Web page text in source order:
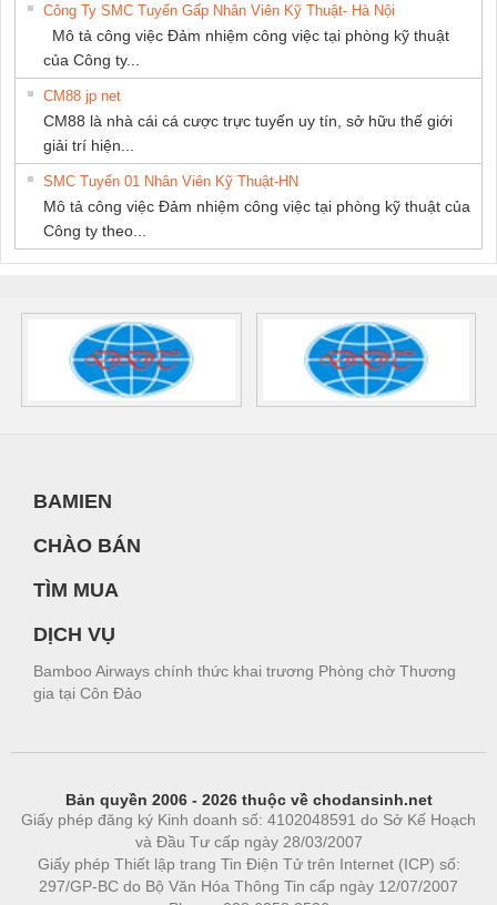
Công Ty SMC Tuyển Gấp Nhân Viên Kỹ Thuật- Hà Nội
Mô tả công việc Đảm nhiệm công việc tại phòng kỹ thuật
của Công ty...
CM88 jp net
CM88 là nhà cái cá cược trực tuyến uy tín, sở hữu thế giới
giải trí hiện...
SMC Tuyển 01 Nhân Viên Kỹ Thuật-HN
Mô tả công việc Đảm nhiệm công việc tại phòng kỹ thuật của
Công ty theo...
BAMIEN
CHÀO BÁN
TÌM MUA
DỊCH VỤ
Bamboo Airways chính thức khai trương Phòng chờ Thương
gia tại Côn Đảo
Bản quyền 2006 - 2026 thuộc về chodansinh.net
Giấy phép đăng ký Kinh doanh số: 4102048591 do Sở Kế Hoạch
và Đầu Tư cấp ngày 28/03/2007
Giấy phép Thiết lập trang Tin Điện Tử trên Internet (ICP) số:
297/GP-BC do Bộ Văn Hóa Thông Tin cấp ngày 12/07/2007